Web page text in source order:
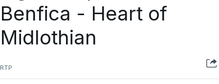
Benfica - Heart of
Midlothian
RTP